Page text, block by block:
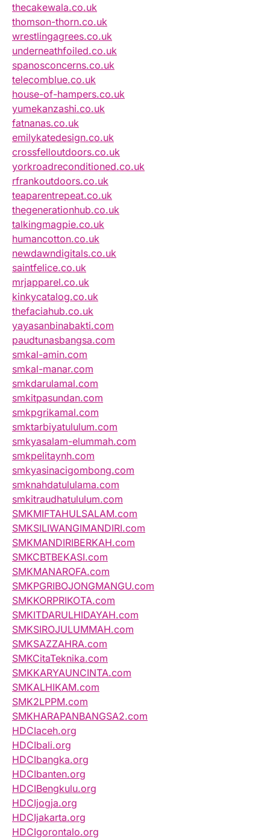
thecakewala.co.uk
thomson-thorn.co.uk
wrestlingagrees.co.uk
underneathfoiled.co.uk
spanosconcerns.co.uk
telecomblue.co.uk
house-of-hampers.co.uk
yumekanzashi.co.uk
fatnanas.co.uk
emilykatedesign.co.uk
crossfelloutdoors.co.uk
yorkroadreconditioned.co.uk
rfrankoutdoors.co.uk
teaparentrepeat.co.uk
thegenerationhub.co.uk
talkingmagpie.co.uk
humancotton.co.uk
newdawndigitals.co.uk
saintfelice.co.uk
mrjapparel.co.uk
kinkycatalog.co.uk
thefaciahub.co.uk
yayasanbinabakti.com
paudtunasbangsa.com
smkal-amin.com
smkal-manar.com
smkdarulamal.com
smkitpasundan.com
smkpgrikamal.com
smktarbiyatululum.com
smkyasalam-elummah.com
smkpelitaynh.com
smkyasinacigombong.com
smknahdatululama.com
smkitraudhatululum.com
SMKMIFTAHULSALAM.com
SMKSILIWANGIMANDIRI.com
SMKMANDIRIBERKAH.com
SMKCBTBEKASI.com
SMKMANAROFA.com
SMKPGRIBOJONGMANGU.com
SMKKORPRIKOTA.com
SMKITDARULHIDAYAH.com
SMKSIROJULUMMAH.com
SMKSAZZAHRA.com
SMKCitaTeknika.com
SMKKARYAUNCINTA.com
SMKALHIKAM.com
SMK2LPPM.com
SMKHARAPANBANGSA2.com
HDCIaceh.org
HDCIbali.org
HDCIbangka.org
HDCIbanten.org
HDCIBengkulu.org
HDCIjogja.org
HDCIjakarta.org
HDCIgorontalo.org